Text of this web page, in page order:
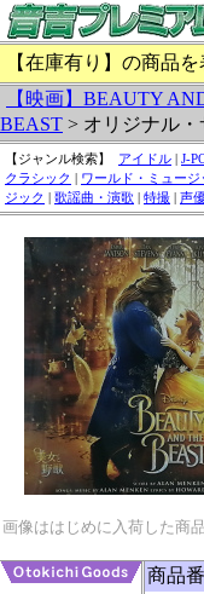
【在庫有り】の商品
【映画】BEAUTY
BEAST > オリジナル
【ジャンル検索】 アイドル | J-
クラシック | ワールド・ミュージ
ジック | 歌謡曲・演歌 | 特撮 | 声
画像ははじめに入荷した商
商品